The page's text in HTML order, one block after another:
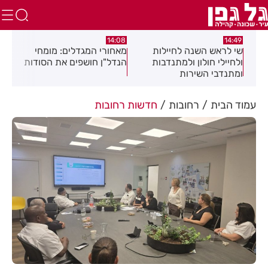
14:49
שי לראש השנה לחיילות
ולחיילי חולון ולמתנדבות
ומתנדבי השירות
14:08
מאחורי המגדלים: מומחי
הנדל"ן חושפים את הסודות
עמוד הבית רחובות חדשות רחובות